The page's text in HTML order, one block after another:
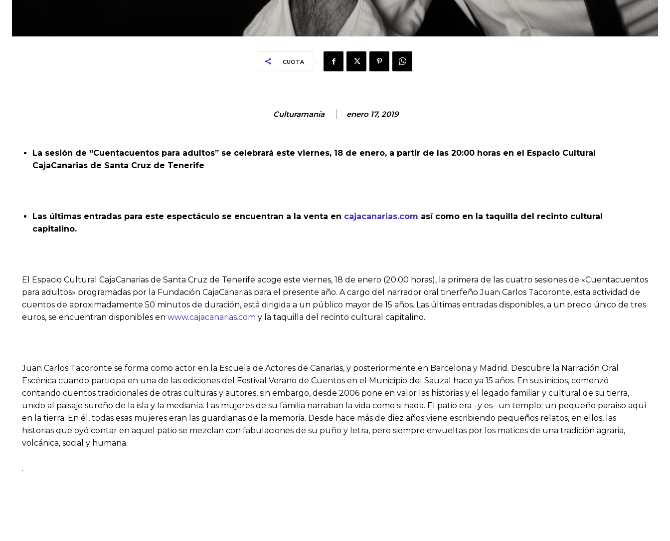
CUOTA
Culturamanía enero 17, 2019
La sesión de “Cuentacuentos para adultos” se celebrará este viernes, 18 de enero, a partir de las 20:00 horas en el Espacio Cultural
CajaCanarias de Santa Cruz de Tenerife
Las últimas entradas para este espectáculo se encuentran a la venta en cajacanarias.com así como en la taquilla del recinto cultural
capitalino.
El Espacio Cultural CajaCanarias de Santa Cruz de Tenerife acoge este viernes, 18 de enero (20:00 horas), la primera de las cuatro sesiones de «Cuentacuentos
para adultos» programadas por la Fundación CajaCanarias para el presente año. A cargo del narrador oral tinerfeño Juan Carlos Tacoronte, esta actividad de
cuentos de aproximadamente 50 minutos de duración, está dirigida a un público mayor de 15 años. Las últimas entradas disponibles, a un precio único de tres
euros, se encuentran disponibles en www.cajacanarias.com y la taquilla del recinto cultural capitalino.
Juan Carlos Tacoronte se forma como actor en la Escuela de Actores de Canarias, y posteriormente en Barcelona y Madrid. Descubre la Narración Oral
Escénica cuando participa en una de las ediciones del Festival Verano de Cuentos en el Municipio del Sauzal hace ya 15 años. En sus inicios, comenzó
contando cuentos tradicionales de otras culturas y autores, sin embargo, desde 2006 pone en valor las historias y el legado familiar y cultural de su tierra,
unido al paisaje sureño de la isla y la medianía. Las mujeres de su familia narraban la vida como si nada. El patio era –y es– un templo; un pequeño paraíso aquí
en la tierra. En él, todas esas mujeres eran las guardianas de la memoria. Desde hace más de diez años viene escribiendo pequeños relatos, en ellos, las
historias que oyó contar en aquel patio se mezclan con fabulaciones de su puño y letra, pero siempre envueltas por los matices de una tradición agraria,
volcánica, social y humana.
.